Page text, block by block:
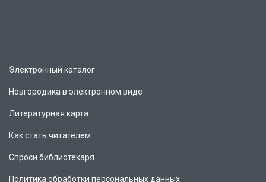
Электронный каталог
Новгородика в электронном виде
Литературная карта
Как стать читателем
Спроси библиотекаря
Политика обработки персональных данных